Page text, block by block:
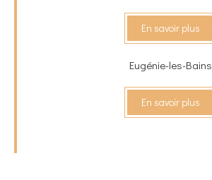
En savoir plus
Eugénie-les-Bains
En savoir plus